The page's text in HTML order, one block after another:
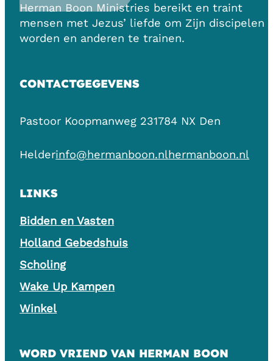
Herman Boon Ministries bereikt en traint
mensen met Jezus’ liefde om Zijn discipelen
worden en anderen te trainen.
CONTACTGEGEVENS
Pastoor Koopmanweg 231784 NX Den
Helderinfo@hermanboon.nlhermanboon.nl
LINKS
Bidden en Vasten
Holland Gebedshuis
Scholing
Wake Up Kampen
Winkel
WORD VRIEND VAN HERMAN BOON